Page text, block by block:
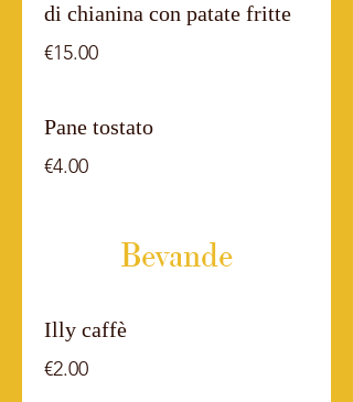
di chianina con patate fritte
€15.00
Pane tostato
€4.00
Bevande
Illy caffè
€2.00